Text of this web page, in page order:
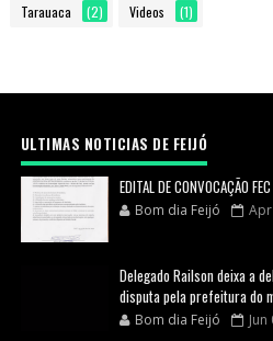
Tarauaca (2) Videos (1)
ULTIMAS NOTICIAS DE FEIJÓ
EDITAL DE CONVOCAÇÃO FEC
Bom dia Feijó
Delegado Railson deixa a
disputa pela prefeitura do
Bom dia Feijó